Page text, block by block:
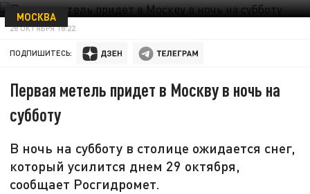
МОСКВА
28 ОКТЯБРЯ 18:22
ПОДПИШИТЕСЬ:
Первая метель придет в Москву в ночь на
субботу
В ночь на субботу в столице ожидается снег,
который усилится днем 29 октября,
сообщает Росгидромет.